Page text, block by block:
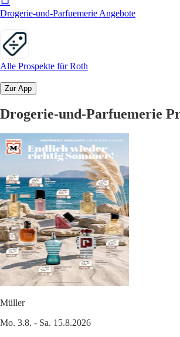
Drogerie-und-Parfuemerie Angebote
Alle Prospekte für Roth
Zur App
Drogerie-und-Parfuemerie
Müller
Mo. 3.8. - Sa. 15.8.2026